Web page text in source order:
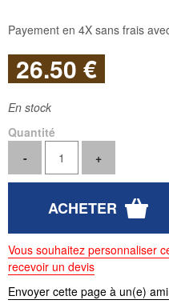
Payement en 4X sans frais
26.50 €
En stock
Quantité
Vous souhaitez personnaliser
recevoir un devis
Envoyer cette page à un(e)